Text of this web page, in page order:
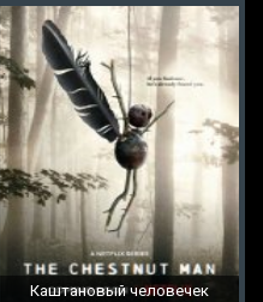
Каштановый человечек